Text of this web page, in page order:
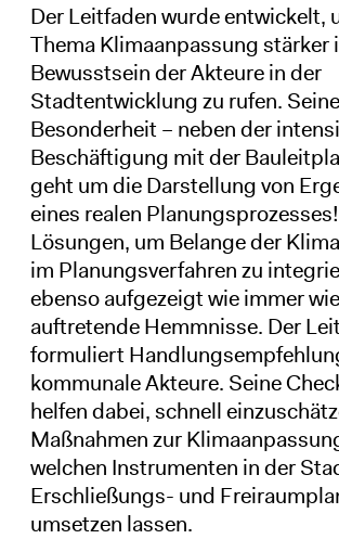
Der Leitfaden wurde entwickelt,
Thema Klimaanpassung stärker
Bewusstsein der Akteure in der
Stadtentwicklung zu rufen. Seine
Besonderheit – neben der
Beschäftigung mit der
geht um die Darstellung von
eines realen
Lösungen, um Belange der
im Planungsverfahren zu
ebenso aufgezeigt wie immer
auftretende Hemmnisse. Der
formuliert
kommunale Akteure. Seine
helfen dabei, schnell
Maßnahmen zur
welchen Instrumenten in der
Erschließungs- und
umsetzen lassen.